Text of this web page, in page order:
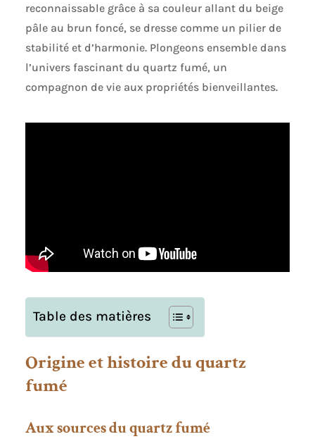
reconnaissable grâce à sa couleur allant du beige
pâle au brun foncé, se dresse comme un pilier de
stabilité et d’harmonie. Plongeons ensemble dans
l’univers fascinant du quartz fumé, un
compagnon de vie aux propriétés bienveillantes.
Table des matières
Origine et histoire du quartz
fumé
Aux sources du quartz fumé